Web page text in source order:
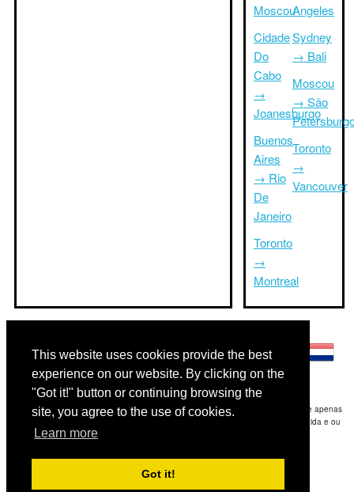
This website uses cookies provide the best
experience on our website. By clicking on the
"Got it!" button or continuing browsing the
site, you agree to the use of cookies.
Learn more
Got it!
Moscou
Cidade
Do
Cabo
→
Joanesburgo
Buenos
Aires
→ Rio
De
Janeiro
Toronto
→
Montreal
Angeles
Sydney
→ Bali
Moscou
→ São
Toronto
→
Vancouver
Disclaimer: As informações apresentadas neste site é a nossa melhor estimativa e apenas
para sua referência.Triptimeto.com não se responsabiliza por qualquer atraso de ida e ou
consequentes danos / resultou das informações fornecidas.
Copyright 2015-2026
Contact Usfor feedback.